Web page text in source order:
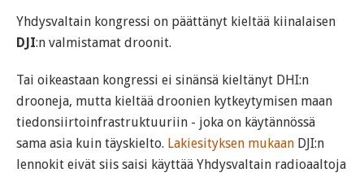
Yhdysvaltain kongressi on päättänyt kieltää kiinalaisen
DJI:n valmistamat droonit.
Tai oikeastaan kongressi ei sinänsä kieltänyt DHI:n
drooneja, mutta kieltää droonien kytkeytymisen maan
tiedonsiirtoinfrastruktuuriin - joka on käytännössä
sama asia kuin täyskielto. Lakiesityksen mukaan DJI:n
lennokit eivät siis saisi käyttää Yhdysvaltain radioaaltoja